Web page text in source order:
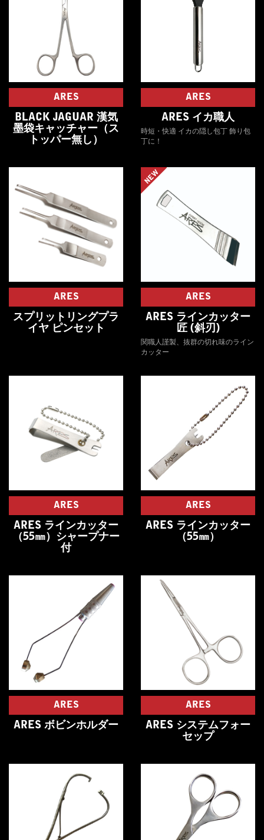
ARES
BLACK JAGUAR 漢気
墨袋キャッチャー（ス
トッパー無し）
ARES
ARES イカ職人
時短・快適 イカの隠し包丁 飾り包
丁に！
ARES
スプリットリングプラ
イヤ ピンセット
NEW
ARES
ARES ラインカッター
匠 (斜刃)
関職人謹製、抜群の切れ味のライン
カッター
ARES
ARES ラインカッター
（55㎜）シャープナー
付
ARES
ARES ラインカッター
（55㎜）
ARES
ARES ボビンホルダー
ARES
ARES システムフォー
セップ